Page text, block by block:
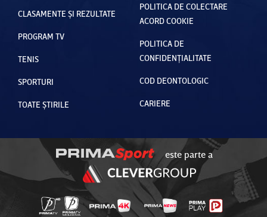
CLASAMENTE ȘI REZULTATE
PROGRAM TV
TENIS
SPORTURI
TOATE ȘTIRILE
POLITICA DE COLECTARE
ACORD COOKIE
POLITICA DE
CONFIDENȚIALITATE
COD DEONTOLOGIC
CARIERE
este parte a